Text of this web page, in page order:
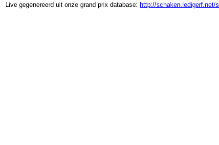
Live gegenereerd uit onze grand prix database: http://schaken.ledigerf.net/